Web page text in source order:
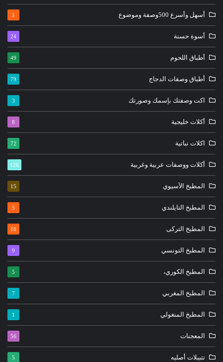
أسهل وأسرع 500وصفة وموضوع 1
أسوة حسنة 24
أطباق اللحوم 49
أطباق وصفات الدجاج 79
اكت وصفتك بإسمك وصورتك 3
أكلات خليجية 8
اكلات نباتية 72
أكلات ووصفات عربية وغربية 126
المطبخ الآسيوي 15
المطبخ التايلندي 5
المطبخ التركى 16
المطبخ التونسي 9
المطبخ الكوري، 5
المطبخ المغربي 7
المطبخ المنغولي 1
المعجنات 56
تتبيلات أصليه 5